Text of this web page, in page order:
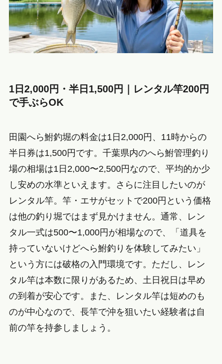
1日2,000円・半日1,500円｜レンタル竿200円
で手ぶらOK
田園へら鮒釣堀の料金は1日2,000円、11時からの
半日券は1,500円です。千葉県内のへら鮒管理釣り
場の相場は1日2,000〜2,500円なので、平均的か少
し安めの水準といえます。さらに注目したいのが
レンタル竿。竿・エサがセットで200円という価格
は他の釣り堀ではまず見かけません。通常、レン
タル一式は500〜1,000円が相場なので、「道具を
持っていないけどへら鮒釣りを体験してみたい」
という方には破格の入門環境です。ただし、レン
タル竿は本数に限りがあるため、土日祝日は早め
の到着が安心です。また、レンタル竿は短めのも
のが中心なので、長竿で沖を狙いたい経験者は自
前の竿を持参しましょう。